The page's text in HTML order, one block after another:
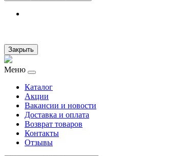
Закрыть
Меню
Каталог
Акции
Вакансии и новости
Доставка и оплата
Возврат товаров
Контакты
Отзывы